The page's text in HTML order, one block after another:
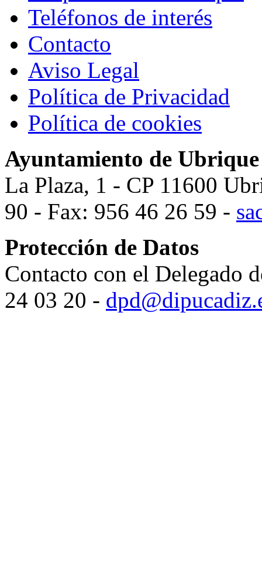
Teléfonos de interés
Contacto
Aviso Legal
Política de Privacidad
Política de cookies
Ayuntamiento de Ubrique
La Plaza, 1 - CP 11600
90 - Fax: 956 46 26 59 -
Protección de Datos
Contacto con el Delegado
24 03 20 -